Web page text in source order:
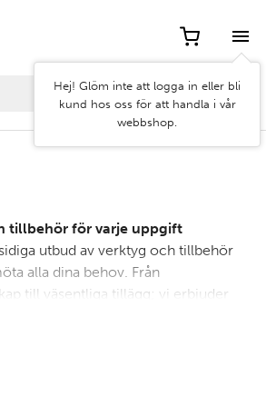
Hej! Glöm inte att logga in eller bli
kund hos oss för att handla i vår
webbshop.
tillbehör för varje uppgift
utbud av verktyg och tillbehör
alla dina behov. Från
till väsentliga tillägg; vi erbjuder
för varje applikation. Oavsett om
monteringstillbehör